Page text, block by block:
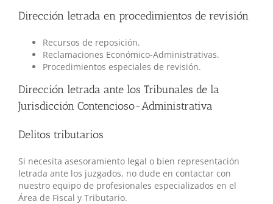
Dirección letrada en procedimientos de revisión
Recursos de reposición.
Reclamaciones Económico-Administrativas.
Procedimientos especiales de revisión.
Dirección letrada ante los Tribunales de la
Jurisdicción Contencioso-Administrativa
Delitos tributarios
Si necesita asesoramiento legal o bien representación
letrada ante los juzgados, no dude en contactar con
nuestro equipo de profesionales especializados en el
Área de Fiscal y Tributario.